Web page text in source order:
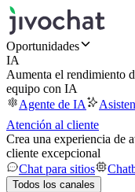
Oportunidades
IA
Aumenta el rendimiento
equipo con IA
Agente de IA
Atención al cliente
Crea una experiencia de
cliente excepcional
Chat para sitios
Todos los canales